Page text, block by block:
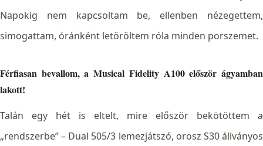
Napokig nem kapcsoltam be, ellenben nézegettem,
simogattam, óránként letöröltem róla minden porszemet.
Férfiasan bevallom, a Musical Fidelity A100 először ágyamban
lakott!
Talán egy hét is eltelt, mire először bekötöttem a
„rendszerbe” – Dual 505/3 lemezjátszó, orosz S30 állványos